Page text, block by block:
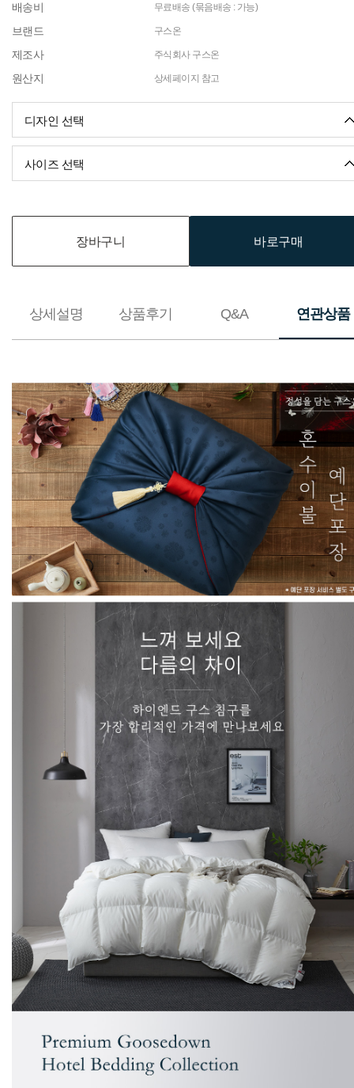
배송비 무료배송 (묶음배송 : 가능)
브랜드 구스온
제조사 주식회사 구스온
원산지 상세페이지 참고
디자인 선택
사이즈 선택
장바구니 바로구매
상세설명 상품후기 Q&A 연관상품